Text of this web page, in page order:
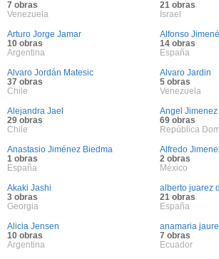
7 obras
Venezuela
21 obras
Israel
Arturo Jorge Jamar
10 obras
Argentina
Alfonso
14 obras
España
Alvaro Jordán Matesic
37 obras
Chile
Alvaro Jardin
5 obras
Venezuela
Alejandra Jael
29 obras
Chile
Angel
69 obras
República
Anastasio Jiménez Biedma
1 obras
España
Alfredo
2 obras
México
Akaki Jashi
3 obras
Georgia
alberto juarez
21 obras
España
Alicia Jensen
10 obras
Argentina
anamaria
7 obras
Ecuador